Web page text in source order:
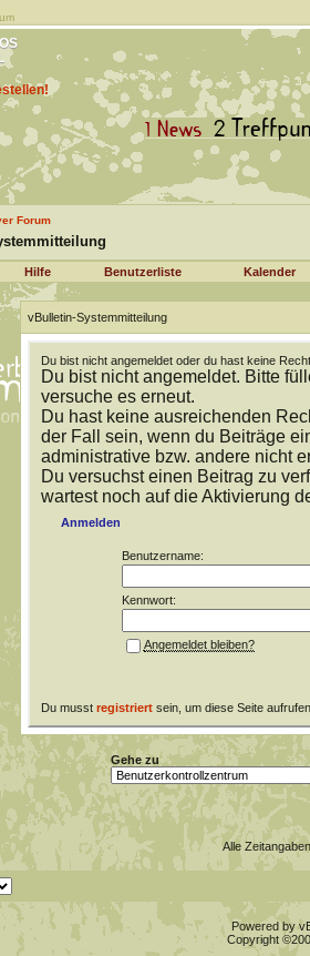
Forum
Hilfe Benutzerliste Kalender
vBulletin-Systemmitteilung
Du bist nicht angemeldet oder du hast keine
Du bist nicht angemeldet. Bitte
versuche es erneut.
Du hast keine ausreichenden
der Fall sein, wenn du Beiträge
administrative bzw. andere nicht
Du versuchst einen Beitrag zu
wartest noch auf die Aktivierung
Anmelden
Benutzername:
Kennwort:
Angemeldet bleiben?
Du musst registriertsein, um diese Seite
Gehe zu
Alle
Powered by
Copyright